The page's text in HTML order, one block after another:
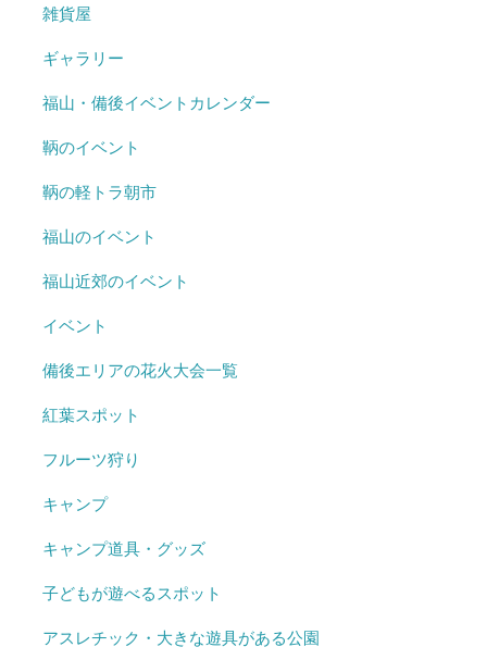
雑貨屋
ギャラリー
福山・備後イベントカレンダー
鞆のイベント
鞆の軽トラ朝市
福山のイベント
福山近郊のイベント
イベント
備後エリアの花火大会一覧
紅葉スポット
フルーツ狩り
キャンプ
キャンプ道具・グッズ
子どもが遊べるスポット
アスレチック・大きな遊具がある公園